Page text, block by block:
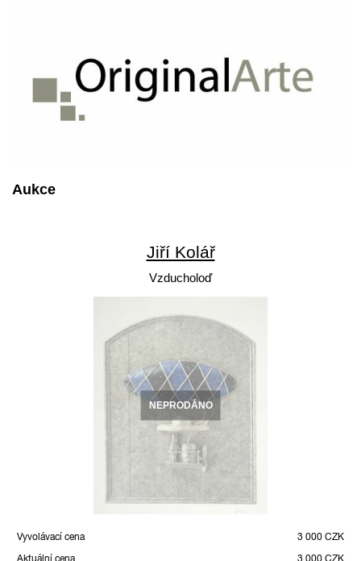
Aukce
Jiří Kolář
Vzducholoď
NEPRODÁNO
Vyvolávací cena
3 000 CZK